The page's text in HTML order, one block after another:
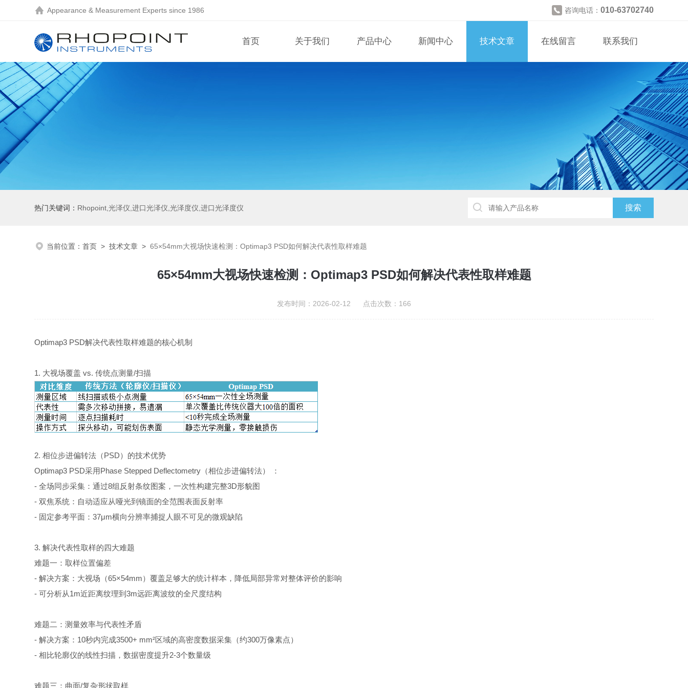
Appearance & Measurement Experts since 1986 咨询电话： 010-63702740
首页 关于我们 产品中心 新闻中心 技术文章 在线留言 联系我们
热门关键词： Rhopoint,光泽仪,进口光泽仪,光泽度仪,进口光泽度仪
当前位置：首页 >技术文章 >65×54mm大视场快速检测：Optimap3 PSD如何解决代表性取样难题
65×54mm大视场快速检测：Optimap3 PSD如何解决代表性取样难题
发布时间：2026-02-12 点击次数：166
Optimap3 PSD解决代表性取样难题的核心机制
1. 大视场覆盖 vs. 传统点测量/扫描
2. 相位步进偏转法（PSD）的技术优势
Optimap3 PSD采用Phase Stepped Deflectometry（相位步进偏转法） ：
- 全场同步采集：通过8组反射条纹图案，一次性构建完整3D形貌图
- 双焦系统：自动适应从哑光到镜面的全范围表面反射率
- 固定参考平面：37μm横向分辨率捕捉人眼不可见的微观缺陷
3. 解决代表性取样的四大难题
难题一：取样位置偏差
- 解决方案：大视场（65×54mm）覆盖足够大的统计样本，降低局部异常对整体评价的影响
- 可分析从1m近距离纹理到3m远距离波纹的全尺度结构
难题二：测量效率与代表性矛盾
- 解决方案：10秒内完成3500+ mm²区域的高密度数据采集（约300万像素点）
- 相比轮廓仪的线性扫描，数据密度提升2-3个数量级
难题三：曲面/复杂形状取样